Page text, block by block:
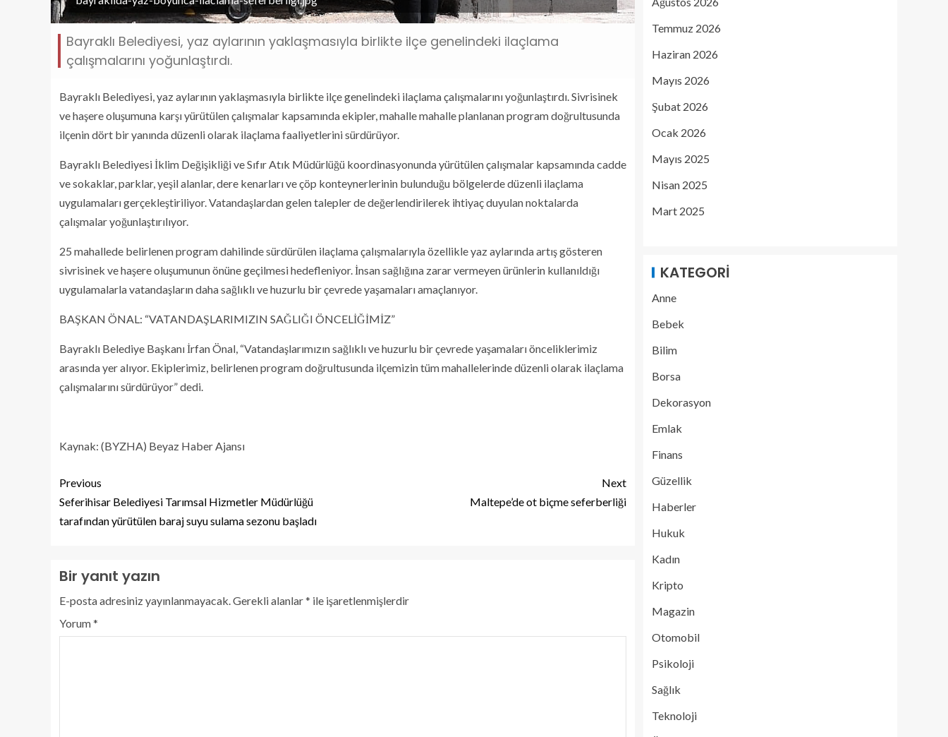
Bayraklı Belediyesi, yaz aylarının yaklaşmasıyla birlikte ilçe genelindeki ilaçlama
çalışmalarını yoğunlaştırdı.
Bayraklı Belediyesi, yaz aylarının yaklaşmasıyla birlikte ilçe genelindeki ilaçlama çalışmalarını yoğunlaştırdı. Sivrisinek
ve haşere oluşumuna karşı yürütülen çalışmalar kapsamında ekipler, mahalle mahalle planlanan program doğrultusunda
ilçenin dört bir yanında düzenli olarak ilaçlama faaliyetlerini sürdürüyor.
Bayraklı Belediyesi İklim Değişikliği ve Sıfır Atık Müdürlüğü koordinasyonunda yürütülen çalışmalar kapsamında cadde
ve sokaklar, parklar, yeşil alanlar, dere kenarları ve çöp konteynerlerinin bulunduğu bölgelerde düzenli ilaçlama
uygulamaları gerçekleştiriliyor. Vatandaşlardan gelen talepler de değerlendirilerek ihtiyaç duyulan noktalarda
çalışmalar yoğunlaştırılıyor.
25 mahallede belirlenen program dahilinde sürdürülen ilaçlama çalışmalarıyla özellikle yaz aylarında artış gösteren
sivrisinek ve haşere oluşumunun önüne geçilmesi hedefleniyor. İnsan sağlığına zarar vermeyen ürünlerin kullanıldığı
uygulamalarla vatandaşların daha sağlıklı ve huzurlu bir çevrede yaşamaları amaçlanıyor.
BAŞKAN ÖNAL: “VATANDAŞLARIMIZIN SAĞLIĞI ÖNCELİĞİMİZ”
Bayraklı Belediye Başkanı İrfan Önal, “Vatandaşlarımızın sağlıklı ve huzurlu bir çevrede yaşamaları önceliklerimiz
arasında yer alıyor. Ekiplerimiz, belirlenen program doğrultusunda ilçemizin tüm mahallelerinde düzenli olarak ilaçlama
çalışmalarını sürdürüyor” dedi.
Kaynak: (BYZHA) Beyaz Haber Ajansı
Previous
Seferihisar Belediyesi Tarımsal Hizmetler Müdürlüğü
tarafından yürütülen baraj suyu sulama sezonu başladı
Next
Maltepe’de ot biçme seferberliği
Bir yanıt yazın
E-posta adresiniz yayınlanmayacak.Gerekli alanlar* ile işaretlenmişlerdir
Yorum*
Temmuz 2026
Haziran 2026
Mayıs 2026
Şubat 2026
Ocak 2026
Mayıs 2025
Nisan 2025
Mart 2025
KATEGORI
Anne
Bebek
Bilim
Borsa
Dekorasyon
Emlak
Finans
Güzellik
Haberler
Hukuk
Kadın
Kripto
Magazin
Otomobil
Psikoloji
Sağlık
Teknoloji